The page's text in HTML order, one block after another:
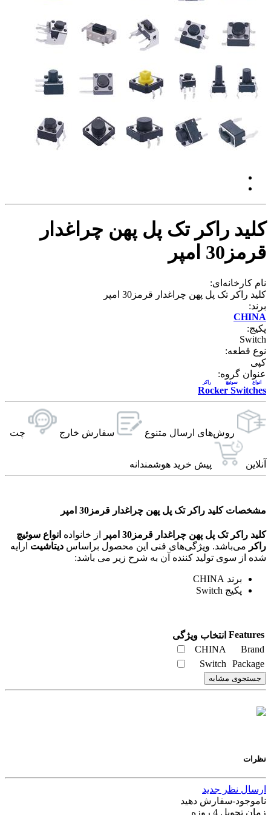
کلید راکر تک پل پهن چراغدار
قرمز30 امپر
نام کارخانه‌ای:
کلید راکر تک پل پهن چراغدار قرمز30 امپر
برند:
CHINA
پکیج:
Switch
نوع قطعه:
کپی
عنوان گروه:
Rocker Switches
انواع سوئيچ راکر
روش‌های ارسال‌ متنوع سفارش خارج چت
آنلاین پیش خرید هوشمندانه
مشخصات کلید راکر تک پل پهن چراغدار قرمز30 امپر
کلید راکر تک پل پهن چراغدار قرمز30 امپر از خانواده انواع سوئيچ
راکر
دیتاشیت ارایه
شده از سوی تولید کننده آن به شرح زیر می باشد:
برند CHINA
پکیج Switch
Features انتخاب ویژگی
Brand
CHINA
Package
Switch
جستجوی مشابه
نظرات
ارسال نظر جدید
ناموجود-سفارش دهید
زمان تحویل 4 روزه